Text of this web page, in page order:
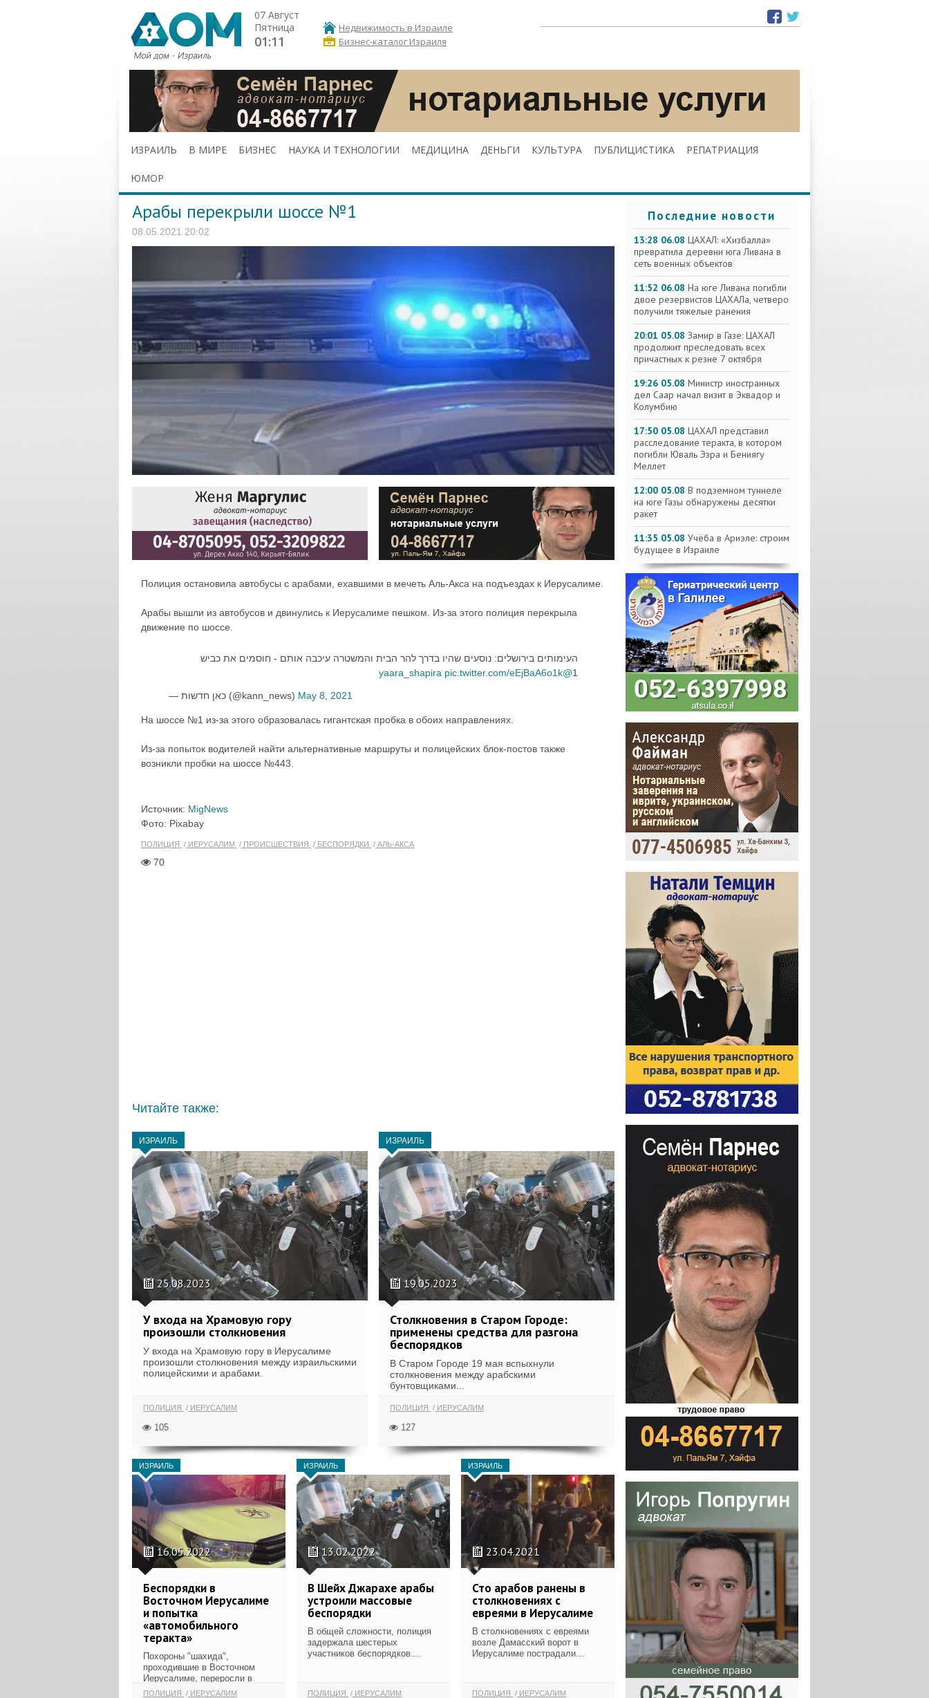
07 Август
Пятница
01:11
Недвижимость в Израиле
Бизнес-каталог Израиля
ИЗРАИЛЬ В МИРЕ БИЗНЕС НАУКА И ТЕХНОЛОГИИ МЕДИЦИНА ДЕНЬГИ КУЛЬТУРА ПУБЛИЦИСТИКА РЕПАТРИАЦИЯ
ЮМОР
Арабы перекрыли шоссе №1
08.05.2021 20:02
Полиция остановила автобусы с арабами, ехавшими в мечеть Аль-Акса на подъездах к Иерусалиме.
Арабы вышли из автобусов и двинулись к Иерусалиме пешком. Из-за этого полиция перекрыла
движение по шоссе.
העימותים בירושלים: נוסעים שהיו בדרך להר הבית והמשטרה עיכבה אותם - חוסמים את כביש
1
@yaara_shapira
pic.twitter.com/eEjBaA6o1k
— כאן חדשות (@kann_news) May 8, 2021
На шоссе №1 из-за этого образовалась гигантская пробка в обоих направлениях.
Из-за попыток водителей найти альтернативные маршруты и полицейских блок-постов также
возникли пробки на шоссе №443.
Источник: MigNews
Фото: Pixabay
ПОЛИЦИЯ ИЕРУСАЛИМ ПРОИСШЕСТВИЯ БЕСПОРЯДКИ АЛЬ-АКСА
70
Читайте также:
ИЗРАИЛЬ
25.08.2023
У входа на Храмовую гору
произошли столкновения
У входа на Храмовую гору в Иерусалиме
произошли столкновения между израильскими
полицейскими и арабами.
ПОЛИЦИЯ ИЕРУСАЛИМ
105
ИЗРАИЛЬ
19.05.2023
Столкновения в Старом Городе:
применены средства для разгона
беспорядков
В Старом Городе 19 мая вспыхнули
столкновения между арабскими
бунтовщиками...
ПОЛИЦИЯ ИЕРУСАЛИМ
127
ИЗРАИЛЬ
16.05.2022
Беспорядки в
Восточном Иерусалиме
и попытка
«автомобильного
теракта»
Похороны "шахида",
проходившие в Восточном
Иерусалиме, переросли в
массовые...
ПОЛИЦИЯ ИЕРУСАЛИМ
ИЗРАИЛЬ
13.02.2022
В Шейх Джарахе арабы
устроили массовые
беспорядки
В общей сложности, полиция
задержала шестерых
участников беспорядков....
ПОЛИЦИЯ ИЕРУСАЛИМ
ИЗРАИЛЬ
23.04.2021
Сто арабов ранены в
столкновениях с
евреями в Иерусалиме
В столкновениях с евреями
возле Дамасский ворот в
Иерусалиме пострадали...
ПОЛИЦИЯ ИЕРУСАЛИМ
Последние новости
13:28 06.08 ЦАХАЛ: «Хизбалла»
превратила деревни юга Ливана в
сеть военных объектов
11:52 06.08 На юге Ливана погибли
двое резервистов ЦАХАЛа, четверо
получили тяжелые ранения
20:01 05.08 Замир в Газе: ЦАХАЛ
продолжит преследовать всех
причастных к резне 7 октября
19:26 05.08 Министр иностранных
дел Саар начал визит в Эквадор и
Колумбию
17:50 05.08 ЦАХАЛ представил
расследование теракта, в котором
погибли Юваль Эзра и Бениягу
Меллет
12:00 05.08 В подземном туннеле
на юге Газы обнаружены десятки
ракет
11:35 05.08 Учёба в Ариэле: строим
будущее в Израиле